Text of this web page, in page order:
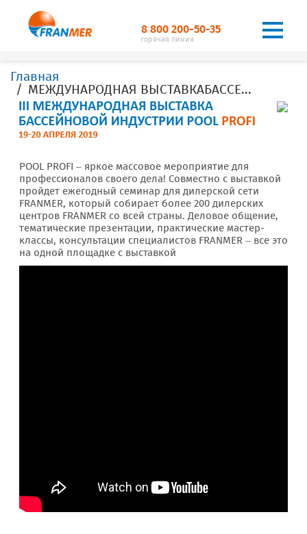
8 800 200-50-35
горячая линия
Главная
МЕЖДУНАРОДНАЯ ВЫСТАВКАБАССЕЙНОВОЙ ИНДУСТРИИPOOL PROFI
POOL PROFI – яркое массовое мероприятие для
профессионалов своего дела! Совместно с выставкой
пройдет ежегодный семинар для дилерской сети
FRANMER, который собирает более 200 дилерских
центров FRANMER со всей страны. Деловое общение,
тематические презентации, практические мастер-
классы, консультации специалистов FRANMER – все это
на одной площадке с выставкой